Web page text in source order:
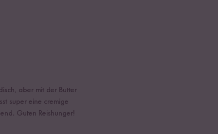
aber mit der Butter
super eine cremige
Guten Reishunger!